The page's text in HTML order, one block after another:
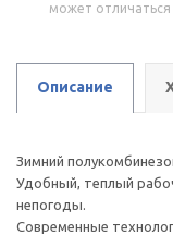
может отличаться
Описание
Зимний
Удобный, теплый
непогоды.
Современные